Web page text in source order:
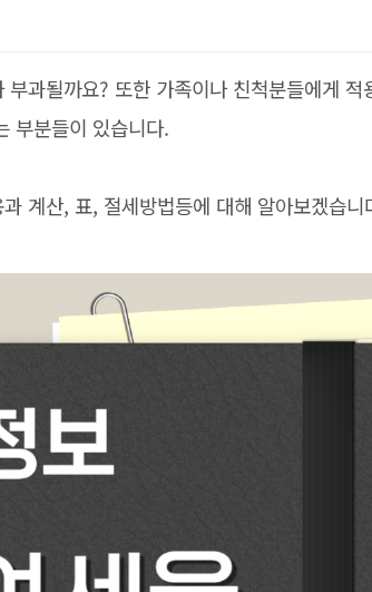
과될까요? 또한 가족이나 친척분들에게 적
부분들이 있습니다.
계산, 표, 절세방법등에 대해 알아보겠습니